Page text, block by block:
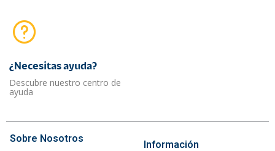
¿Necesitas ayuda?​
Descubre nuestro centro de
ayuda
Sobre Nosotros
Información